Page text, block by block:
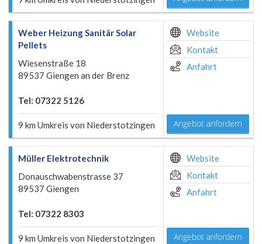
Weber Heizung Sanitär Solar
Pellets
Wiesenstraße 18
89537 Giengen an der Brenz
Tel: 07322 5126
9 km Umkreis von Niederstotzingen
Website
Kontakt
Anfahrt
Angebot anfordern
Müller Elektrotechnik
Donauschwabenstrasse 37
89537 Giengen
Tel: 07322 8303
9 km Umkreis von Niederstotzingen
Website
Kontakt
Anfahrt
Angebot anfordern